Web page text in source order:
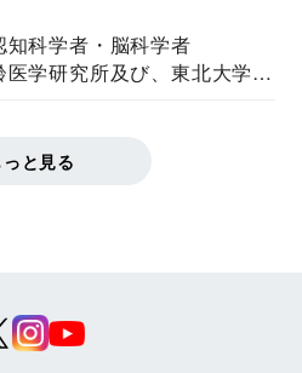
知科学者・脳科学者
医学研究所及び、東北大学大
っと見る